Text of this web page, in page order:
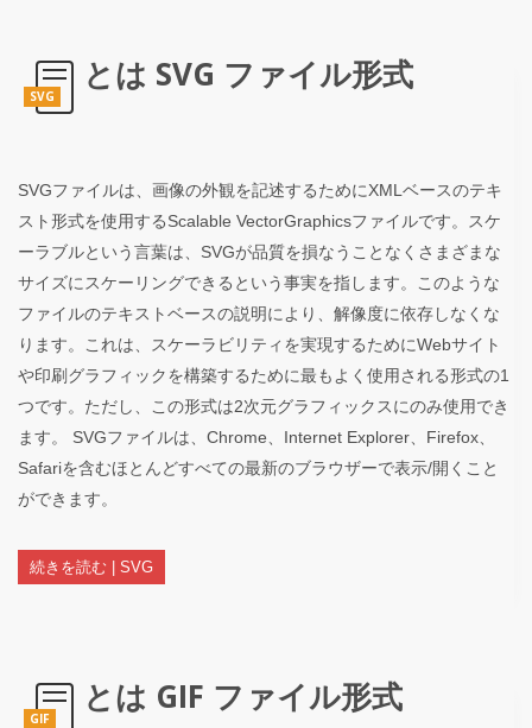
SVG
とは SVG ファイル形式
SVGファイルは、画像の外観を記述するためにXMLベースのテキ
スト形式を使用するScalable VectorGraphicsファイルです。スケ
ーラブルという言葉は、SVGが品質を損なうことなくさまざまな
サイズにスケーリングできるという事実を指します。このような
ファイルのテキストベースの説明により、解像度に依存しなくな
ります。これは、スケーラビリティを実現するためにWebサイト
や印刷グラフィックを構築するために最もよく使用される形式の1
つです。ただし、この形式は2次元グラフィックスにのみ使用でき
ます。 SVGファイルは、Chrome、Internet Explorer、Firefox、
Safariを含むほとんどすべての最新のブラウザーで表示/開くこと
ができます。
続きを読む | SVG
GIF
とは GIF ファイル形式